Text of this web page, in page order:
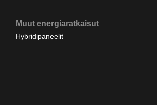
Muut energiaratkaisut
Hybridipaneelit